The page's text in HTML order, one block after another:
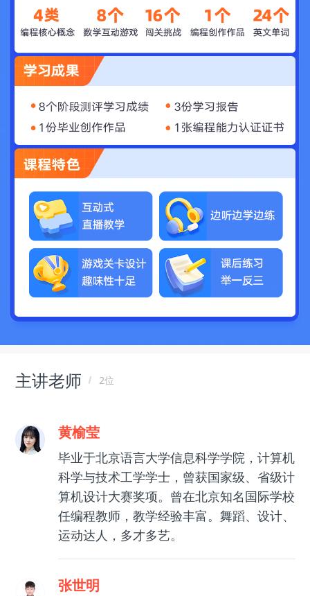
主讲老师 2位
黄榆莹
毕业于北京语言大学信息科学学院，计算机
科学与技术工学学士，曾获国家级、省级计
算机设计大赛奖项。曾在北京知名国际学校
任编程教师，教学经验丰富。舞蹈、设计、
运动达人，多才多艺。
张世明